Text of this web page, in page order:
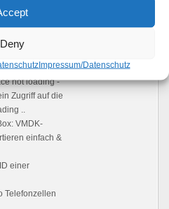
Deny
Impressum/Datenschutz
not load user
2.x: Kein
not loading -
Zugriff auf die
..
VMDK-
einfach &
einer
Telefonzellen